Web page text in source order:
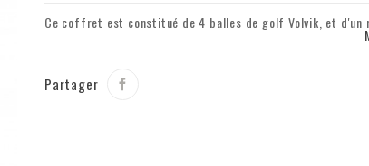
Ce coffret est constitué de 4 balles de golf Volvik, et d'un
Partager